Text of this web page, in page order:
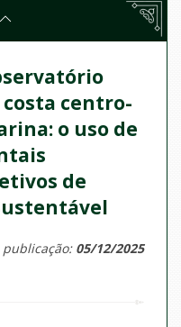
centro-
o uso de
de
publicação: 05/12/2025